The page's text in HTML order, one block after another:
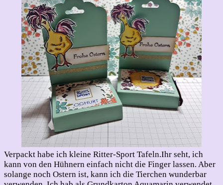
Verpackt habe ich kleine Ritter-Sport Tafeln.Ihr seht, ich
kann von den Hühnern einfach nicht die Finger lassen. Aber
solange noch Ostern ist, kann ich die Tierchen wunderbar